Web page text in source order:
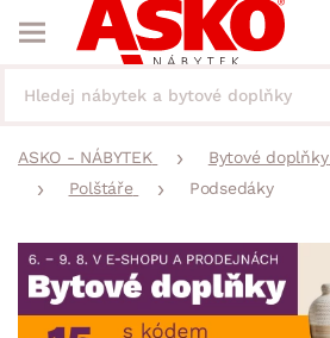
ASKO - NÁBYTEK Bytové doplňky
Polštáře
Podsedáky